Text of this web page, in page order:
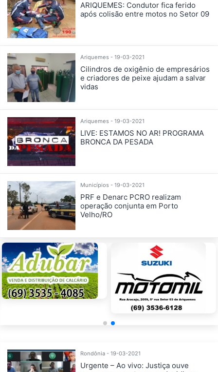
ARIQUEMES: Condutor fica ferido
após colisão entre motos no Setor 09
Ariquemes - 19-03-2021
Cilindros de oxigênio de empresários
e criadores de peixe ajudam a salvar
vidas
Ariquemes - 19-03-2021
LIVE: ESTAMOS NO AR! PROGRAMA
BRONCA DA PESADA
Municípios - 19-03-2021
PRF e Denarc PCRO realizam
operação conjunta em Porto
Velho/RO
Rondônia - 19-03-2021
Urgente – Ao vivo: Justiça ouve